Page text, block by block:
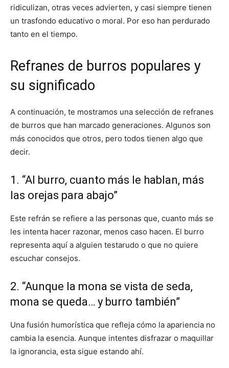
ridiculizan, otras veces advierten, y casi siempre tienen
un trasfondo educativo o moral. Por eso han perdurado
tanto en el tiempo.
Refranes de burros populares y
su significado
A continuación, te mostramos una selección de refranes
de burros que han marcado generaciones. Algunos son
más conocidos que otros, pero todos tienen algo que
decir.
1. “Al burro, cuanto más le hablan, más
las orejas para abajo”
Este refrán se refiere a las personas que, cuanto más se
les intenta hacer razonar, menos caso hacen. El burro
representa aquí a alguien testarudo o que no quiere
escuchar consejos.
2. “Aunque la mona se vista de seda,
mona se queda… y burro también”
Una fusión humorística que refleja cómo la apariencia no
cambia la esencia. Aunque intentes disfrazar o maquillar
la ignorancia, esta sigue estando ahí.